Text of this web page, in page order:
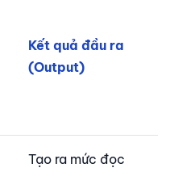
Kết quả đầu ra
(Output)
Tạo ra mức đọc